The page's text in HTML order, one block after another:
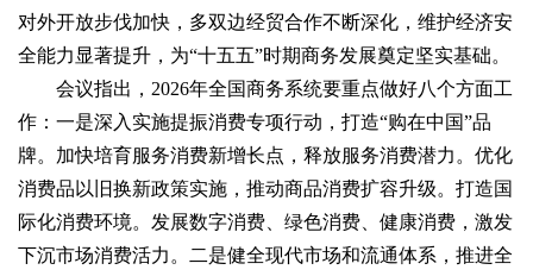
对外开放步伐加快，多双边经贸合作不断深化，维护经济安
全能力显著提升，为“十五五”时期商务发展奠定坚实基础。
会议指出，2026年全国商务系统要重点做好八个方面工
作：一是深入实施提振消费专项行动，打造“购在中国”品
牌。加快培育服务消费新增长点，释放服务消费潜力。优化
消费品以旧换新政策实施，推动商品消费扩容升级。打造国
际化消费环境。发展数字消费、绿色消费、健康消费，激发
下沉市场消费活力。二是健全现代市场和流通体系，推进全